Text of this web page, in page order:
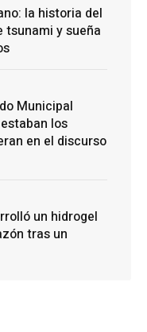
la historia del
tsunami y sueña
Municipal
los
en el discurso
un hidrogel
tras un